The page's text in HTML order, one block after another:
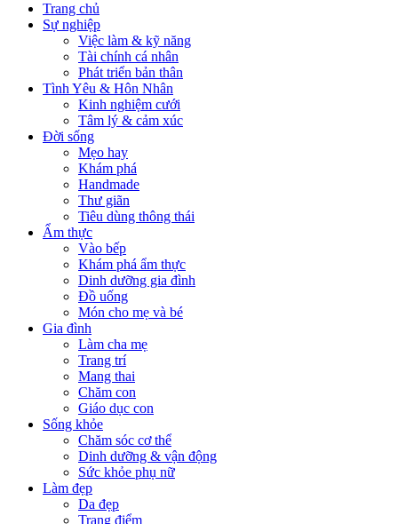
Trang chủ
Sự nghiệp
Việc làm & kỹ năng
Tài chính cá nhân
Phát triển bản thân
Tình Yêu & Hôn Nhân
Kinh nghiệm cưới
Tâm lý & cảm xúc
Đời sống
Mẹo hay
Khám phá
Handmade
Thư giãn
Tiêu dùng thông thái
Ẩm thực
Vào bếp
Khám phá ẩm thực
Dinh dưỡng gia đình
Đồ uống
Món cho mẹ và bé
Gia đình
Làm cha mẹ
Trang trí
Mang thai
Chăm con
Giáo dục con
Sống khỏe
Chăm sóc cơ thể
Dinh dưỡng & vận động
Sức khỏe phụ nữ
Làm đẹp
Da đẹp
Trang điểm